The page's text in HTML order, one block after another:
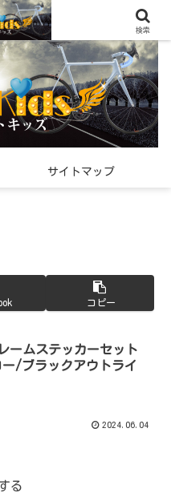
ツ雑貨」の紹介メディア
サイトマップ
コピー
レームステッカーセット
/ブラックアウトライ
2024.06.04
る
検索